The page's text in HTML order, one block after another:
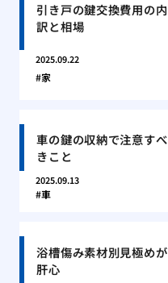
引き戸の鍵交換費用の内
訳と相場
2025.09.22
家
車の鍵の収納で注意すべ
きこと
2025.09.13
車
浴槽傷み素材別見極めが
肝心